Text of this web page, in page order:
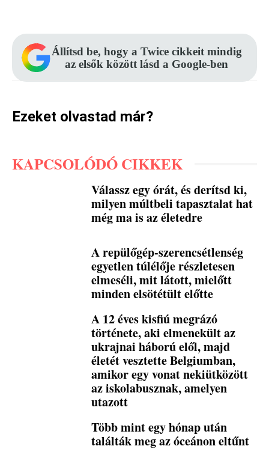
Állítsd be, hogy a Twice cikkeit mindig
az elsők között lásd a Google-ben
Ezeket olvastad már?
KAPCSOLÓDÓ CIKKEK
Válassz egy órát, és derítsd ki,
milyen múltbeli tapasztalat hat
még ma is az életedre
A repülőgép-szerencsétlenség
egyetlen túlélője részletesen
elmeséli, mit látott, mielőtt
minden elsötétült előtte
A 12 éves kisfiú megrázó
története, aki elmenekült az
ukrajnai háború elől, majd
életét vesztette Belgiumban,
amikor egy vonat nekiütközött
az iskolabusznak, amelyen
utazott
Több mint egy hónap után
találták meg az óceánon eltűnt